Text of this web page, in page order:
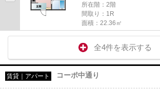
所在階：2階
間取り：1R
面積：22.36㎡
全4件を表示する
賃貸｜アパート コーポ中通り